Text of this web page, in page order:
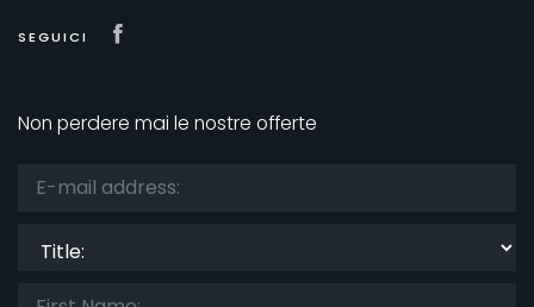
SEGUICI
Non perdere mai le nostre offerte